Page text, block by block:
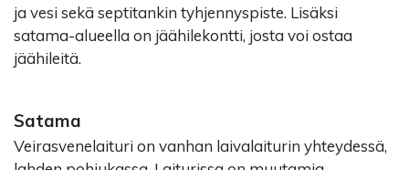
ja vesi sekä septitankin tyhjennyspiste. Lisäksi
satama-alueella on jäähilekontti, josta voi ostaa
jäähileitä.
Satama
Veirasvenelaituri on vanhan laivalaiturin yhteydessä,